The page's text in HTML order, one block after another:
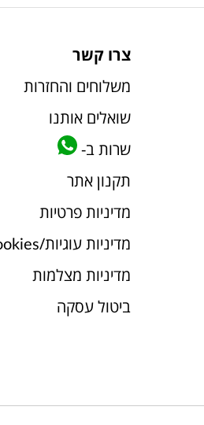
צרו קשר
משלוחים והחזרות
שואלים אותנו
שרות ב-
תקנון אתר
מדיניות פרטיות
מדיניות עוגיות/Cookies
מדיניות מצלמות
ביטול עסקה